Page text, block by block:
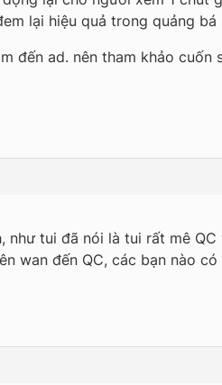
lại hiệu quả trong quảng bá
đến ad. nên tham khảo
như tui đã nói là tui rất mê
wan đến QC, các bạn nào